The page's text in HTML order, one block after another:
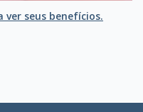
ver seus benefícios.